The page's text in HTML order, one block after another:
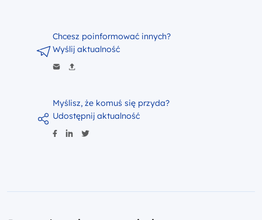
Myślisz, że komuś się przyda?
Udostępnij aktualność
Chcesz poinformować innych?
Wyślij aktualność